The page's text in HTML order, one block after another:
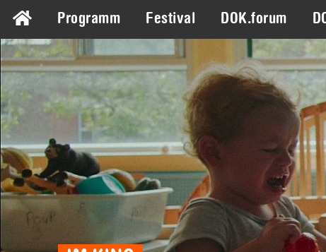
Programm Festival DOK.forum